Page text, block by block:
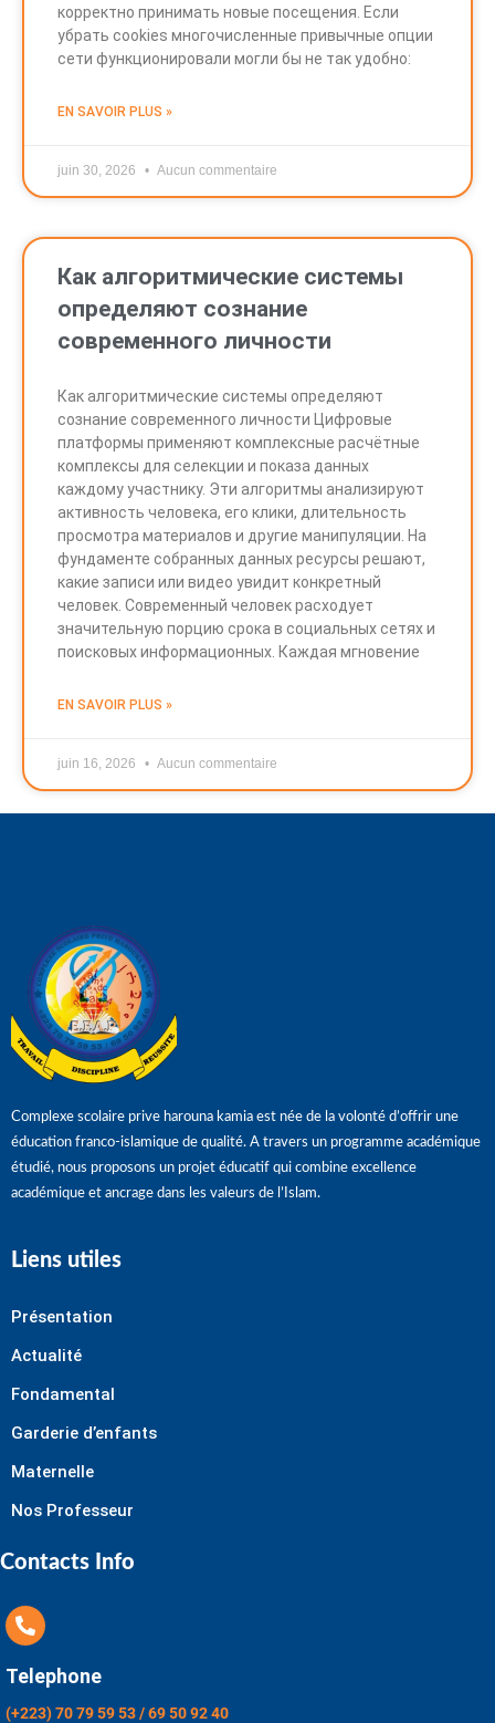
корректно принимать новые посещения. Если
убрать cookies многочисленные привычные опции
сети функционировали могли бы не так удобно:
EN SAVOIR PLUS »
juin 30, 2026 Aucun commentaire
Как алгоритмические системы
определяют сознание
современного личности
Как алгоритмические системы определяют
сознание современного личности Цифровые
платформы применяют комплексные расчётные
комплексы для селекции и показа данных
каждому участнику. Эти алгоритмы анализируют
активность человека, его клики, длительность
просмотра материалов и другие манипуляции. На
фундаменте собранных данных ресурсы решают,
какие записи или видео увидит конкретный
человек. Современный человек расходует
значительную порцию срока в социальных сетях и
поисковых информационных. Каждая мгновение
EN SAVOIR PLUS »
juin 16, 2026 Aucun commentaire
Complexe scolaire prive harouna kamia est née de la volonté d’offrir une
éducation franco-islamique de qualité. A travers un programme académique
étudié, nous proposons un projet éducatif qui combine excellence
académique et ancrage dans les valeurs de l’Islam.
Liens utiles
Présentation
Actualité
Fondamental
Garderie d’enfants
Maternelle
Nos Professeur
Contacts Info
Telephone
(+223) 70 79 59 53 / 69 50 92 40